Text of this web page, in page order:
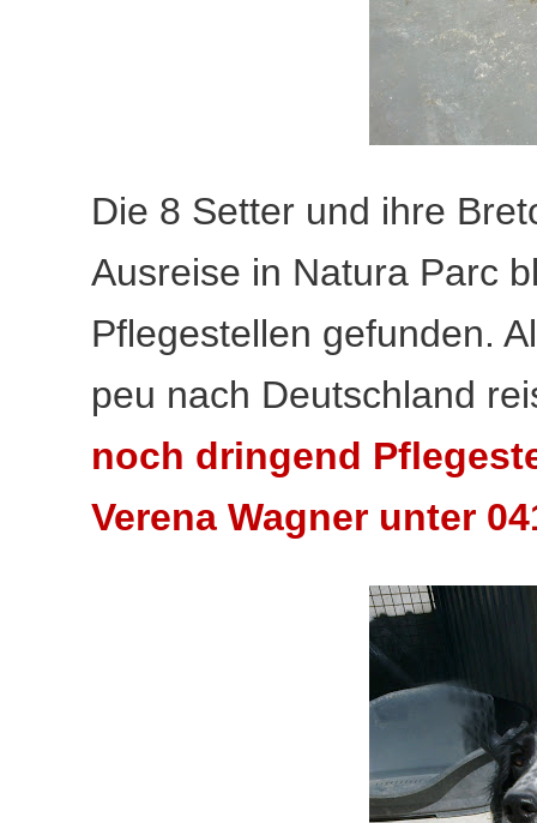
Die 8 Setter und ihre
Ausreise in Natura Parc
Pflegestellen gefunden.
peu nach Deutschland
noch dringend
Verena Wagner unter